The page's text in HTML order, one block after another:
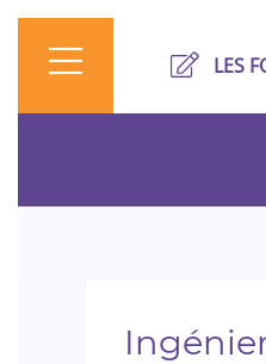
LES